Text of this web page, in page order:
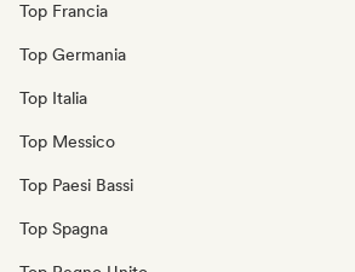
Top Francia
Top Germania
Top Italia
Top Messico
Top Paesi Bassi
Top Spagna